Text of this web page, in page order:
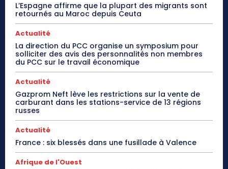
L’Espagne affirme que la plupart des migrants sont
retournés au Maroc depuis Ceuta
Actualité
La direction du PCC organise un symposium pour
solliciter des avis des personnalités non membres
du PCC sur le travail économique
Actualité
Gazprom Neft lève les restrictions sur la vente de
carburant dans les stations-service de 13 régions
russes
Actualité
France : six blessés dans une fusillade à Valence
Afrique de l'Ouest